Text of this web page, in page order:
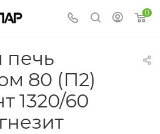
0
печь
80 (П2)
1320/60